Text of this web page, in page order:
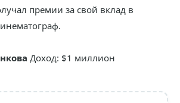
премии за свой вклад в
Доход: $1 миллион